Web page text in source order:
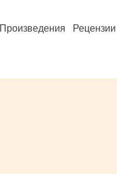
Произведения Рецензии